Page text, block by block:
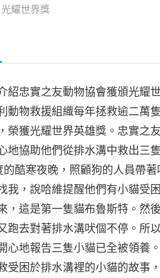
光耀世界獎
紹忠實之友動物協會獲頒光耀
動物救援組織每年拯救逾二萬
榮獲光耀世界英雄獎。忠實之
地協助他們從排水溝中救出三
酷寒夜晚，照顧狗的人員帶
我，說哈維提醒他們有小貓受
，這是第一隻貓布魯斯特。然
跑去對著排水溝吠個不停。所
心地報告三隻小貓已全被領養
受困於排水溝裡的小貓的故事